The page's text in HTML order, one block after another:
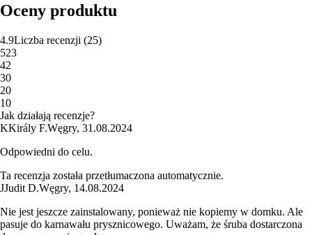
Oceny produktu
4.9Liczba recenzji (25)
523
42
30
20
10
Jak działają recenzje?
KKirály F.Węgry, 31.08.2024
Odpowiedni do celu.
Ta recenzja została przetłumaczona automatycznie.
JJudit D.Węgry, 14.08.2024
Nie jest jeszcze zainstalowany, ponieważ nie kopiemy w domku. Ale
pasuje do karnawału prysznicowego. Uważam, że śruba dostarczona